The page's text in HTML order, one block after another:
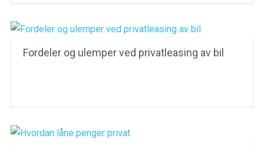
Fordeler og ulemper ved privatleasing av bil